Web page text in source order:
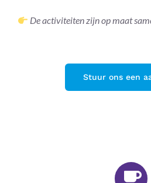
De activiteiten zijn op maat
Stuur ons een